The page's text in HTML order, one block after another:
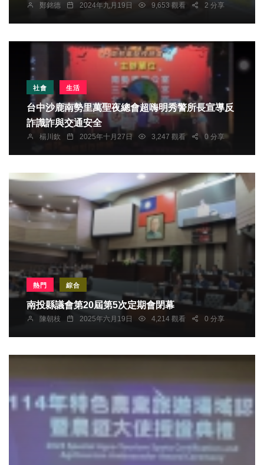
鄭銘德 2024年九月19日 9,653 觀看 2 分享
社會 生活
台中沙鹿南勢里萬聖夜總會超嗨明秀警所長宣導反
詐識詐與交通安全
楊川欽 2025年十月27日 3,247 觀看 0 分享
熱門 綜合
南投縣議會第20屆第5次定期會閉幕
陳朝枝 2025年六月19日 4,214 觀看 0 分享